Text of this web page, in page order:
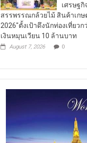
เศรษฐ
สรรพรรณกล้วยไม้ สินค้าเก
2026″ตั้งเป้าดึงนักท่องเที่ยว
เงินหมุนเวียน 10 ล้านบาท
August 7, 2026 0